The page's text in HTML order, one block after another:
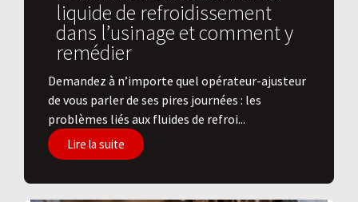
liquide de refroidissement
dans l’usinage et comment y
remédier
Demandez à n’importe quel opérateur-ajusteur
de vous parler de ses pires journées : les
problèmes liés aux fluides de refroi...
Lire la suite